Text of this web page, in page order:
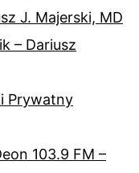
J. Majerski, MD
– Dariusz
Prywatny
103.9 FM –